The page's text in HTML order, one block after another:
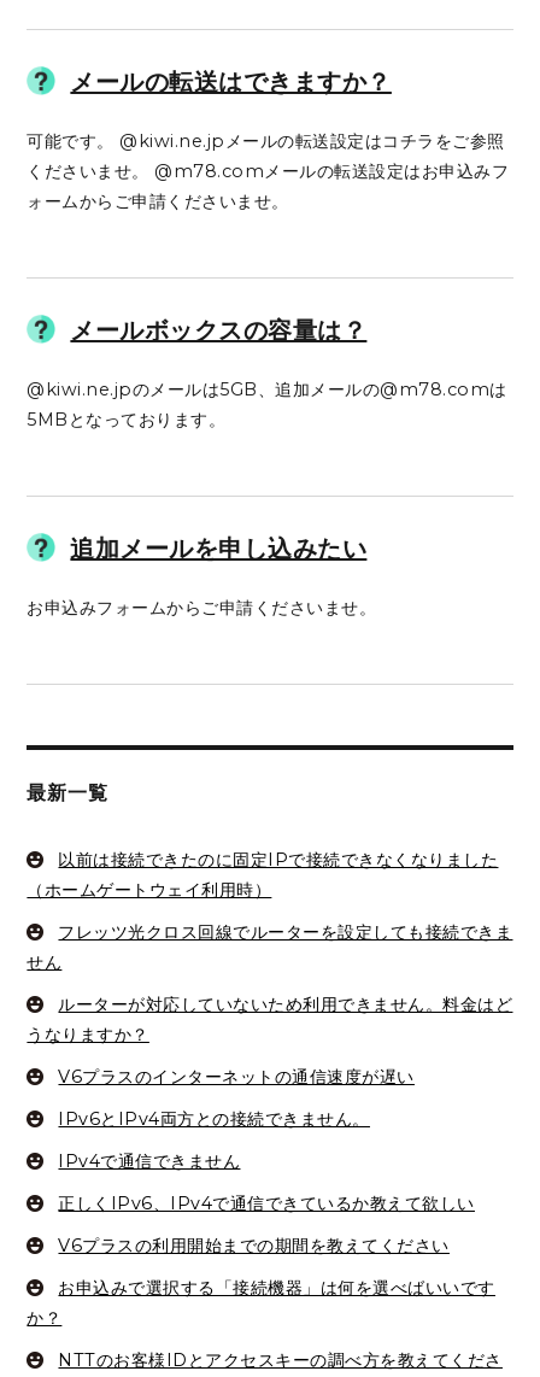
メールの転送はできますか？
可能です。 @kiwi.ne.jpメールの転送設定はコチラをご参照
くださいませ。 @m78.comメールの転送設定はお申込みフ
ォームからご申請くださいませ。
メールボックスの容量は？
@kiwi.ne.jpのメールは5GB、追加メールの@m78.comは
5MBとなっております。
追加メールを申し込みたい
お申込みフォームからご申請くださいませ。
最新一覧
以前は接続できたのに固定IPで接続できなくなりました
（ホームゲートウェイ利用時）
フレッツ光クロス回線でルーターを設定しても接続できま
せん
ルーターが対応していないため利用できません。料金はど
うなりますか？
V6プラスのインターネットの通信速度が遅い
IPv6とIPv4両方との接続できません。
IPv4で通信できません
正しくIPv6、IPv4で通信できているか教えて欲しい
V6プラスの利用開始までの期間を教えてください
お申込みで選択する「接続機器」は何を選べばいいです
か？
NTTのお客様IDとアクセスキーの調べ方を教えてくださ